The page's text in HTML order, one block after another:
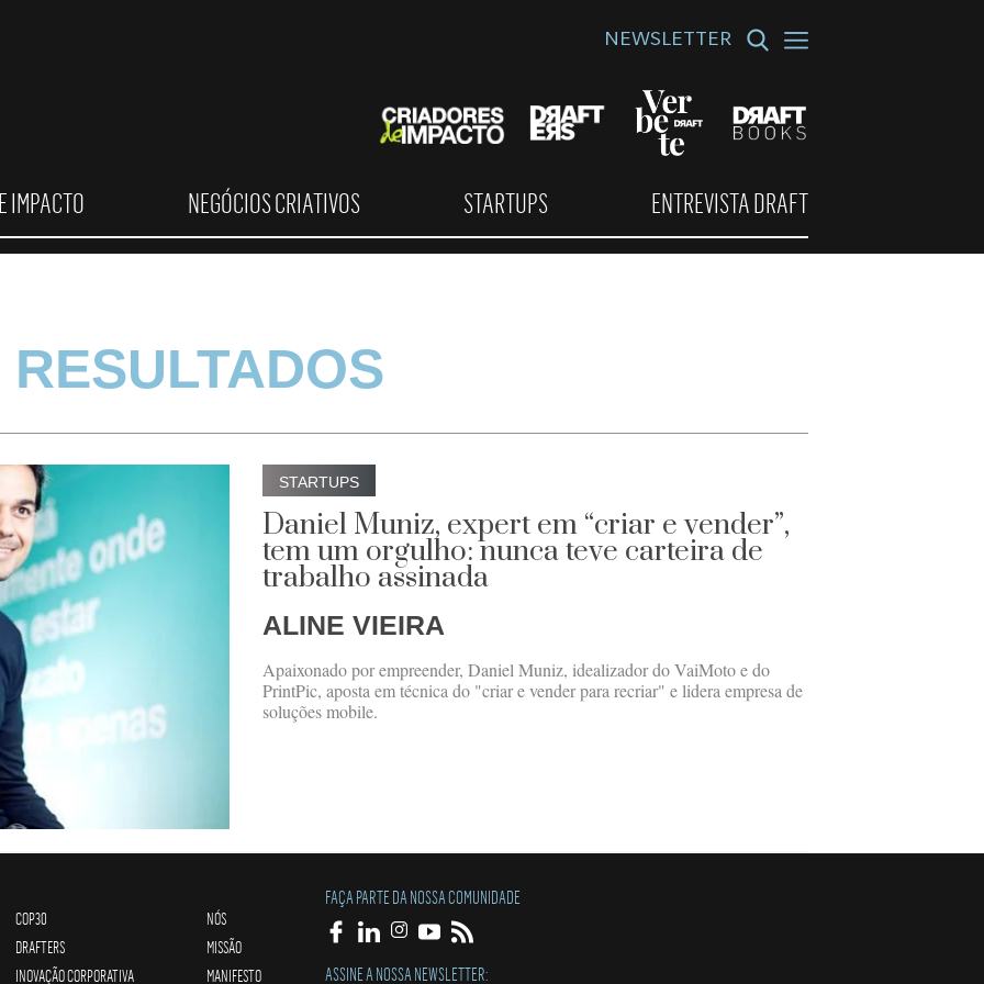
NEWSLETTER
IMPACTO NEGÓCIOS CRIATIVOS STARTUPS ENTREVISTA DRAFT
STARTUPS
Daniel Muniz, expert em “criar e vender”,
tem um orgulho: nunca teve carteira de
trabalho assinada
ALINE VIEIRA
Apaixonado por empreender, Daniel Muniz, idealizador do VaiMoto e do
PrintPic, aposta em técnica do "criar e vender para recriar" e lidera empresa de
soluções mobile.
COP30
DRAFTERS
INOVAÇÃO CORPORATIVA
NÓS
MISSÃO
MANIFESTO
FAÇA PARTE DA NOSSA COMUNIDADE
ASSINE A NOSSA NEWSLETTER: